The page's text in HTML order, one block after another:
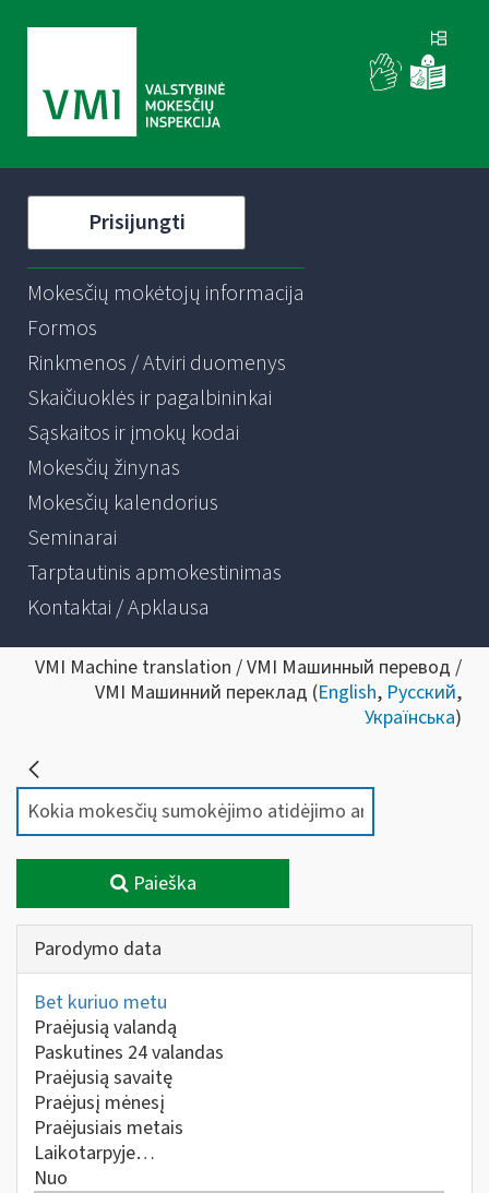
Prisijungti
Mokesčių mokėtojų informacija
Formos
Rinkmenos / Atviri duomenys
Skaičiuoklės ir pagalbininkai
Sąskaitos ir įmokų kodai
Mokesčių žinynas
Mokesčių kalendorius
Seminarai
Tarptautinis apmokestinimas
Kontaktai / Apklausa
VMI Machine translation / VMI Машинный перевод /
VMI Машинний переклад (English, Русский,
Українська)
Paieška
Parodymo data
Bet kuriuo metu
Praėjusią valandą
Paskutines 24 valandas
Praėjusią savaitę
Praėjusį mėnesį
Praėjusiais metais
Laikotarpyje…
Nuo